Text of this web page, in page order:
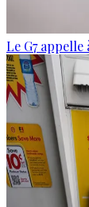
Le G7